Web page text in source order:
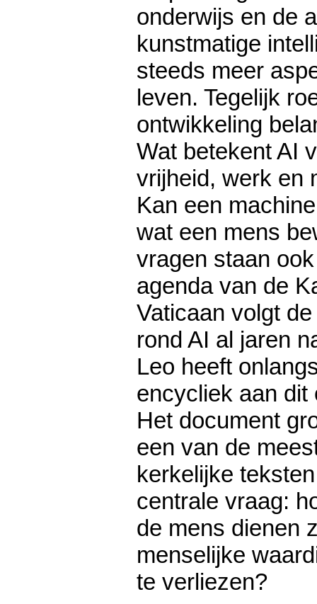
onderwijs en de
kunstmatige
steeds meer
leven. Tegelijk
ontwikkeling
Wat betekent AI
vrijheid, werk en
Kan een
wat een mens
vragen staan
agenda van de
Vaticaan volgt
rond AI al jaren
Leo heeft
encycliek aan dit
Het document
een van de
kerkelijke
centrale vraag:
de mens dienen
menselijke
te verliezen?